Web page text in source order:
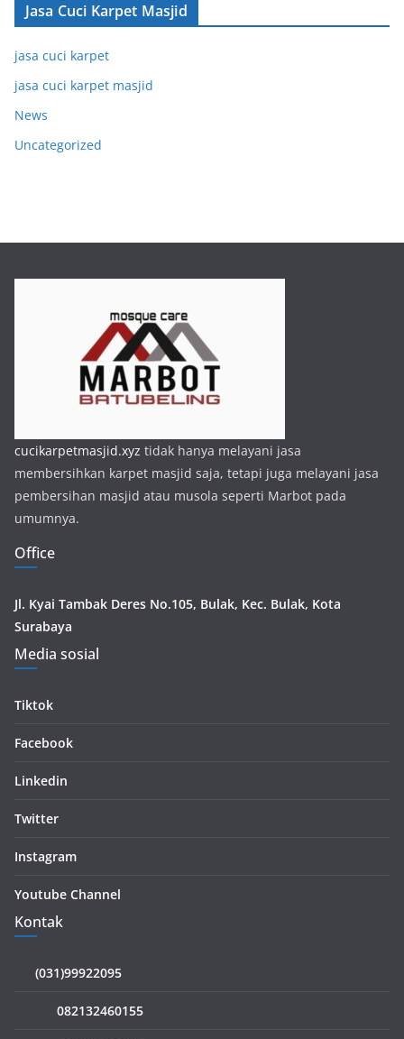
Jasa Cuci Karpet Masjid
jasa cuci karpet
jasa cuci karpet masjid
News
Uncategorized
cucikarpetmasjid.xyz tidak hanya melayani jasa
membersihkan karpet masjid saja, tetapi juga melayani jasa
pembersihan masjid atau musola seperti Marbot pada
umumnya.
Office
Jl. Kyai Tambak Deres No.105, Bulak, Kec. Bulak, Kota
Surabaya
Media sosial
Tiktok
Facebook
Linkedin
Twitter
Instagram
Youtube Channel
Kontak
(031)99922095
082132460155